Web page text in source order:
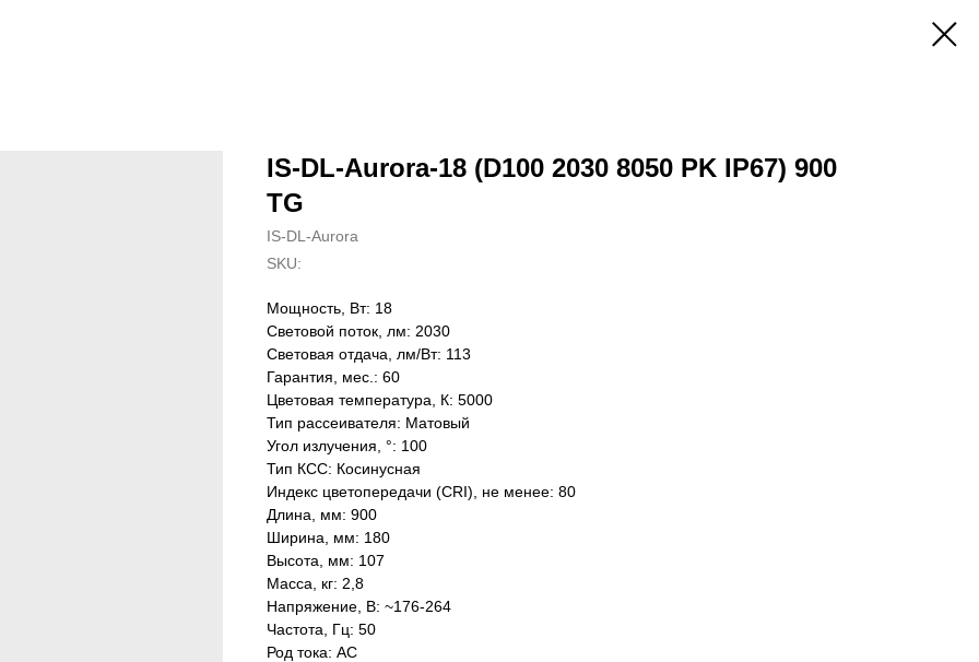
IS-DL-Aurora-18 (D100 2030 8050 PK IP67) 900
TG
IS-DL-Aurora
SKU:
Мощность, Вт: 18
Световой поток, лм: 2030
Световая отдача, лм/Вт: 113
Гарантия, мес.: 60
Цветовая температура, К: 5000
Тип рассеивателя: Матовый
Угол излучения, °: 100
Тип КСС: Косинусная
Индекс цветопередачи (CRI), не менее: 80
Длина, мм: 900
Ширина, мм: 180
Высота, мм: 107
Масса, кг: 2,8
Напряжение, В: ~176-264
Частота, Гц: 50
Род тока: AC